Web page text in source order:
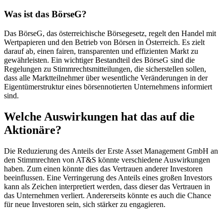
Was ist das BörseG?
Das BörseG, das österreichische Börsegesetz, regelt den Handel mit
Wertpapieren und den Betrieb von Börsen in Österreich. Es zielt
darauf ab, einen fairen, transparenten und effizienten Markt zu
gewährleisten. Ein wichtiger Bestandteil des BörseG sind die
Regelungen zu Stimmrechtsmitteilungen, die sicherstellen sollen,
dass alle Marktteilnehmer über wesentliche Veränderungen in der
Eigentümerstruktur eines börsennotierten Unternehmens informiert
sind.
Welche Auswirkungen hat das auf die
Aktionäre?
Die Reduzierung des Anteils der Erste Asset Management GmbH an
den Stimmrechten von AT&S könnte verschiedene Auswirkungen
haben. Zum einen könnte dies das Vertrauen anderer Investoren
beeinflussen. Eine Verringerung des Anteils eines großen Investors
kann als Zeichen interpretiert werden, dass dieser das Vertrauen in
das Unternehmen verliert. Andererseits könnte es auch die Chance
für neue Investoren sein, sich stärker zu engagieren.